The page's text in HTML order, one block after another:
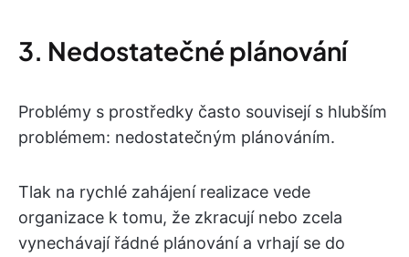
3. Nedostatečné plánování
Problémy s prostředky často souvisejí s hlubším
problémem: nedostatečným plánováním.
Tlak na rychlé zahájení realizace vede
organizace k tomu, že zkracují nebo zcela
vynechávají řádné plánování a vrhají se do